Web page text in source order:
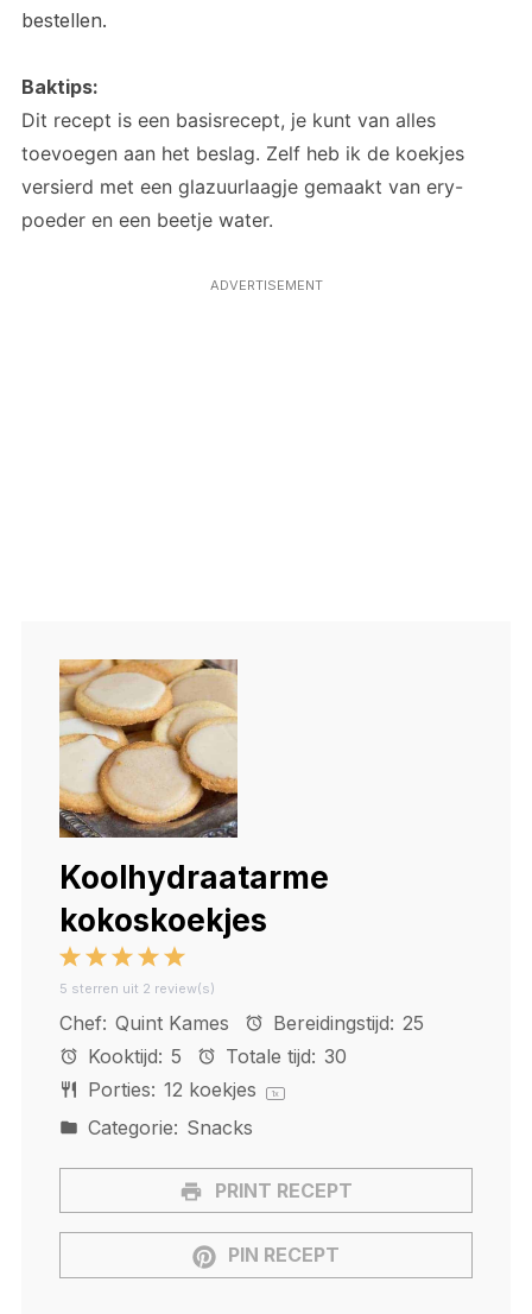
bestellen.
Baktips:
Dit recept is een basisrecept, je kunt van alles
toevoegen aan het beslag. Zelf heb ik de koekjes
versierd met een glazuurlaagje gemaakt van ery-
poeder en een beetje water.
ADVERTISEMENT
Koolhydraatarme
kokoskoekjes
5
Stars
4
Stars
3
Stars
2
Stars
1
Star
5 sterren uit 2 review(s)
Chef: Quint Kames Bereidingstijd: 25
Kooktijd: 5 Totale tijd: 30
Porties: 12 koekjes 1x
Categorie: Snacks
PRINT RECEPT
PIN RECEPT